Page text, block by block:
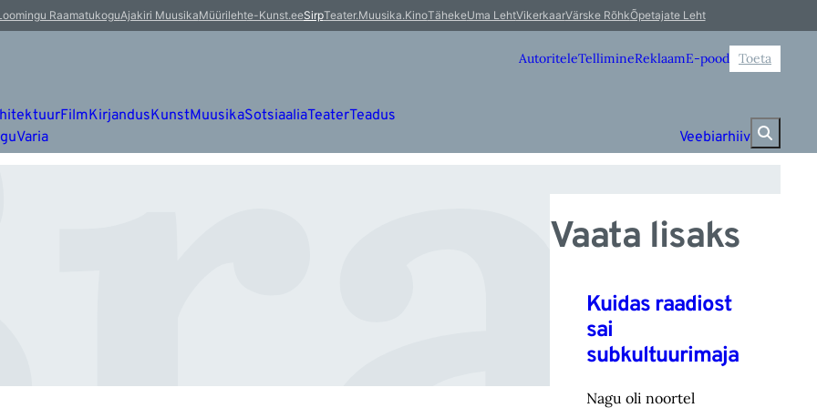
RaamatukoguAjakiri MuusikaMüürilehte-Kunst.eeSirpTeater.Muusika.KinoTähekeUma LehtVikerkaarVärske RõhkÕpetajate Leht
AutoriteleTellimineReklaamE-pood Toeta
FilmKirjandusKunstMuusikaSotsiaaliaTeaterTeadus
Varia Veebiarhiiv
Vaata lisaks
Kuidas raadiost
sai
subkultuurimaja
Nagu oli noortel